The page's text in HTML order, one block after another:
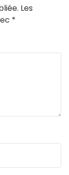
Les
*